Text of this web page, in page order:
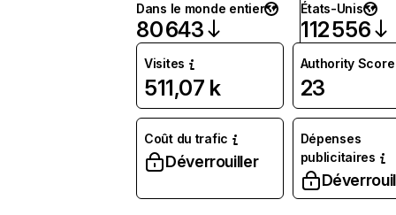
Dans le monde entier
80 643
États-Unis
112 556
Visites
511,07 k
Authority Score
23
Coût du trafic
Déverrouiller
Dépenses
publicitaires